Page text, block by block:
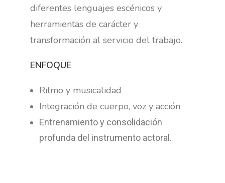
diferentes lenguajes escénicos y
herramientas de carácter y
transformación al servicio del trabajo.
ENFOQUE
Ritmo y musicalidad
Integración de cuerpo, voz y acción
Entrenamiento y consolidación
profunda del instrumento actoral.